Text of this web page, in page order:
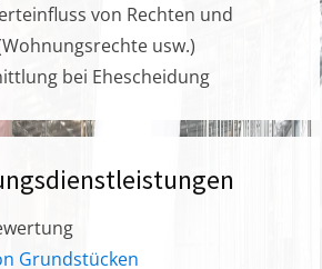
von Rechten und
usw.)
bei Ehescheidung
Grundstücken